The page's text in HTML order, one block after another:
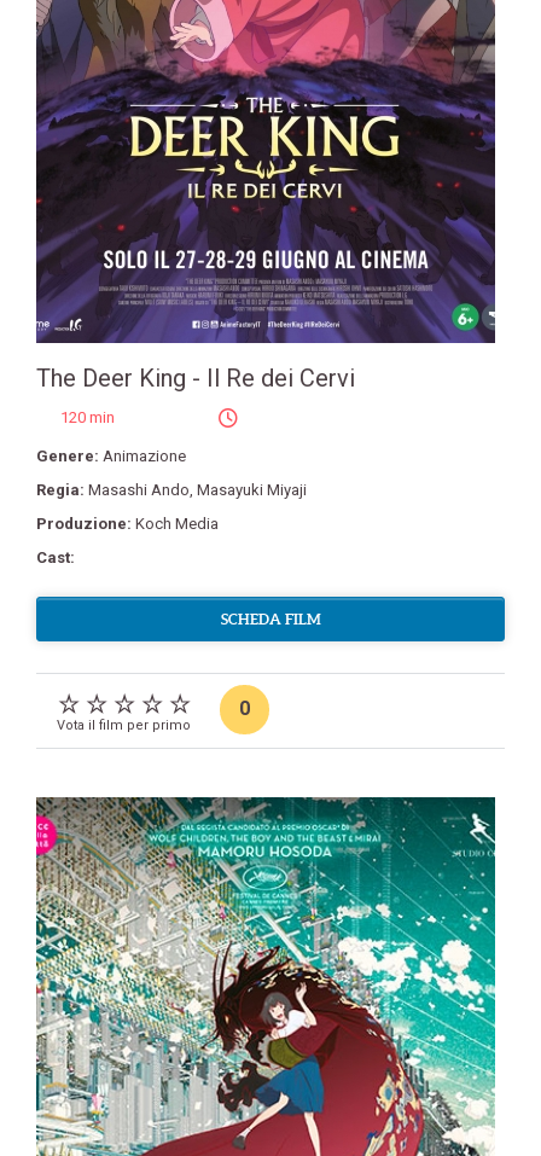
The Deer King - Il Re dei Cervi
120 min
Genere: Animazione
Regia: Masashi Ando, Masayuki Miyaji
Produzione: Koch Media
Cast:
SCHEDA FILM
Vota il film per primo
0